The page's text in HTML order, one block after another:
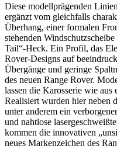
Diese modellprägenden
ergänzt vom gleichfalls
Überhang, einer formalen
stehenden
Tail“-Heck. Ein Profil, das
Rover-Designs auf
Übergänge und geringe
des neuen Range Rover.
lassen die Karosserie wie
Realisiert wurden hier neben
unter anderem ein
und nahtlose
kommen die innovativen
neues Markenzeichen des